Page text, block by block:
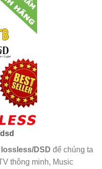
DSD để chúng ta
thông minh, Music